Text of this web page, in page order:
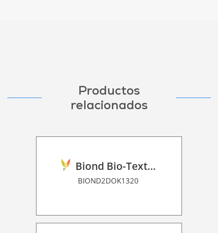
Productos
relacionados
Biond Bio-Texture Decor Film 2D P HT
BIOND2DOK1320